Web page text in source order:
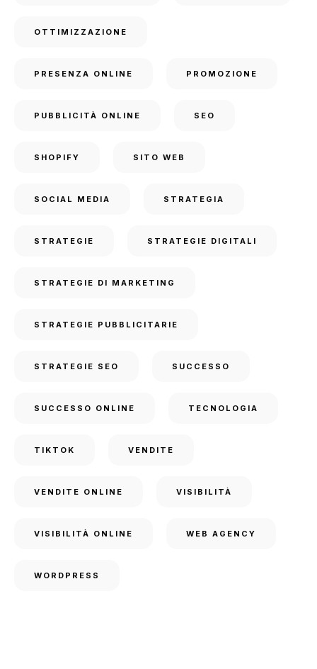
OTTIMIZZAZIONE
PRESENZA ONLINE PROMOZIONE
PUBBLICITÀ ONLINE SEO
SHOPIFY SITO WEB
SOCIAL MEDIA STRATEGIA
STRATEGIE STRATEGIE DIGITALI
STRATEGIE DI MARKETING
STRATEGIE PUBBLICITARIE
STRATEGIE SEO SUCCESSO
SUCCESSO ONLINE TECNOLOGIA
TIKTOK VENDITE
VENDITE ONLINE VISIBILITÀ
VISIBILITÀ ONLINE WEB AGENCY
WORDPRESS